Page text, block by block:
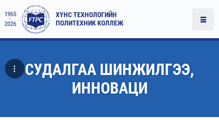
1965
2026
ХҮНС ТЕХНОЛОГИЙН
ПОЛИТЕХНИК КОЛЛЕЖ
СУДАЛГАА ШИНЖИЛГЭЭ,
ИННОВАЦИ